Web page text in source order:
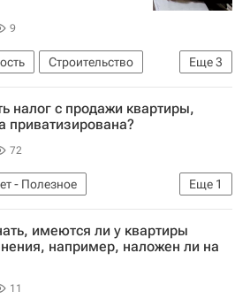
9
Еще3
Строительство
в России Россия
налог с продажи квартиры,
приватизирована?
72
Еще 1
- Полезное
имеются ли у квартиры
например, наложен ли на
11